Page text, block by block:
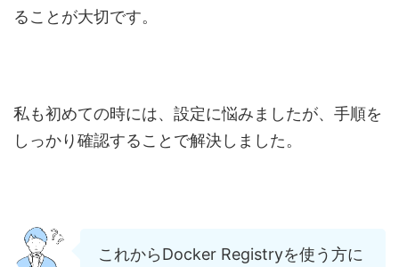
ることが大切です。
私も初めての時には、設定に悩みましたが、手順を
しっかり確認することで解決しました。
これからDocker Registryを使う方に